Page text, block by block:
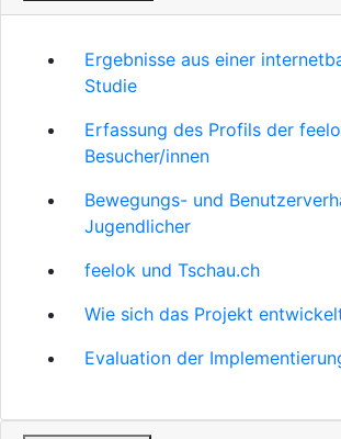
Ergebnisse aus einer
Studie
Erfassung des Profils der
Besucher/innen
Bewegungs- und
Jugendlicher
feelok und Tschau.ch
Wie sich das Projekt
Evaluation der